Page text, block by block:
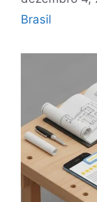
Brasil